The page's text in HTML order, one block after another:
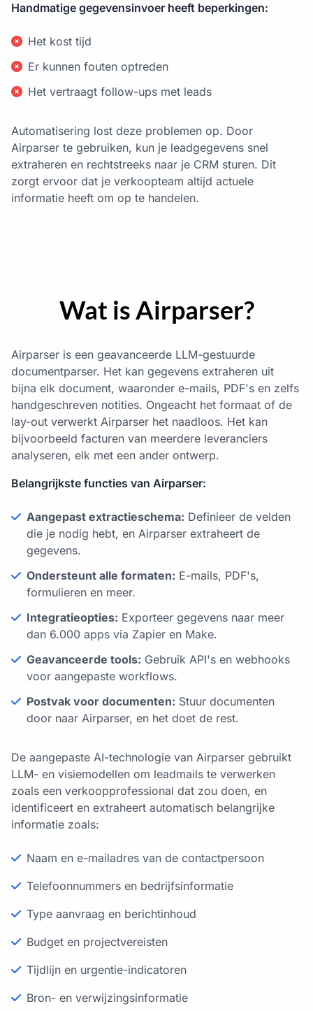
Handmatige gegevensinvoer heeft beperkingen:
Het kost tijd
Er kunnen fouten optreden
Het vertraagt follow-ups met leads
Automatisering lost deze problemen op. Door
Airparser te gebruiken, kun je leadgegevens snel
extraheren en rechtstreeks naar je CRM sturen. Dit
zorgt ervoor dat je verkoopteam altijd actuele
informatie heeft om op te handelen.
Wat is Airparser?
Airparser is een geavanceerde LLM-gestuurde
documentparser. Het kan gegevens extraheren uit
bijna elk document, waaronder e-mails, PDF's en zelfs
handgeschreven notities. Ongeacht het formaat of de
lay-out verwerkt Airparser het naadloos. Het kan
bijvoorbeeld facturen van meerdere leveranciers
analyseren, elk met een ander ontwerp.
Belangrijkste functies van Airparser:
Aangepast extractieschema: Definieer de velden
die je nodig hebt, en Airparser extraheert de
gegevens.
Ondersteunt alle formaten: E-mails, PDF's,
formulieren en meer.
Integratieopties: Exporteer gegevens naar meer
dan 6.000 apps via Zapier en Make.
Geavanceerde tools: Gebruik API's en webhooks
voor aangepaste workflows.
Postvak voor documenten: Stuur documenten
door naar Airparser, en het doet de rest.
De aangepaste AI-technologie van Airparser gebruikt
LLM- en visiemodellen om leadmails te verwerken
zoals een verkoopprofessional dat zou doen, en
identificeert en extraheert automatisch belangrijke
informatie zoals:
Naam en e-mailadres van de contactpersoon
Telefoonnummers en bedrijfsinformatie
Type aanvraag en berichtinhoud
Budget en projectvereisten
Tijdlijn en urgentie-indicatoren
Bron- en verwijzingsinformatie